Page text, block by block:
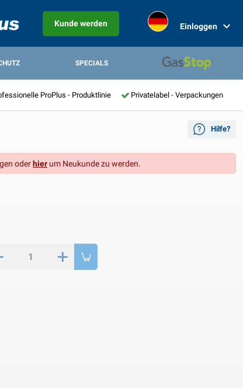
Kunde werden Einloggen
SPECIALS
ProPlus - Produktlinie Privatelabel - Verpackungen
Hilfe?
oderhier um Neukunde zu werden.